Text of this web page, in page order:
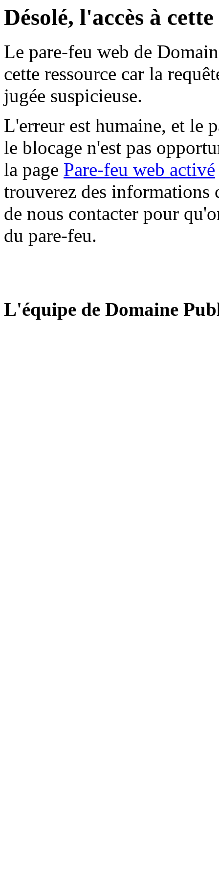
Désolé, l'accès à
Le pare-feu web de
cette ressource car la
jugée suspicieuse.
L'erreur est humaine, et le
le blocage n'est pas
la page Pare-feu web activé
trouverez des informations
de nous contacter pour
du pare-feu.
L'équipe de Domaine